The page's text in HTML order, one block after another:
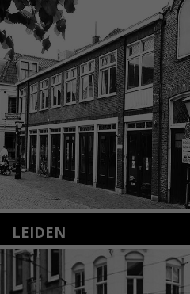
LEIDEN
Nieuwstraat 35
2312 KA Leiden
+31(0)71 – 52 84 480